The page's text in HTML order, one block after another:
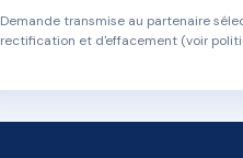
Demande transmise au partenaire
rectification et d'effacement (voir